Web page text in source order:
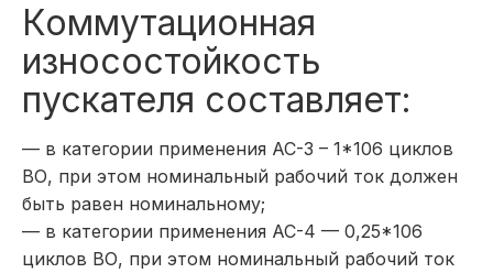
Коммутационная
износостойкость
пускателя составляет:
— в категории применения АС-3 – 1*106 циклов
ВО, при этом номинальный рабочий ток должен
быть равен номинальному;
— в категории применения АС-4 — 0,25*106
циклов ВО, при этом номинальный рабочий ток